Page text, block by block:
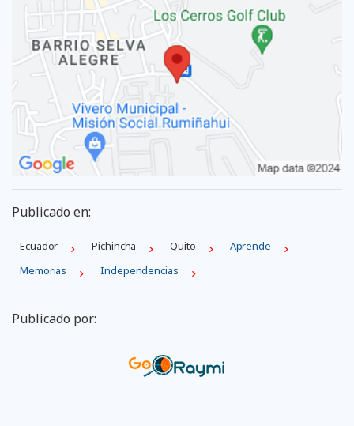
Publicado en:
Ecuador Pichincha Quito
Aprende
Memorias
Independencias
Publicado por: